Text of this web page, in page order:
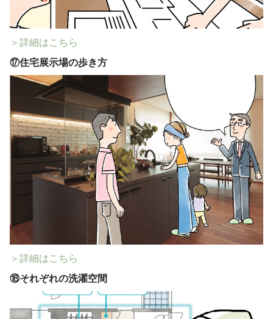
＞詳細はこちら
⑰住宅展示場の歩き方
＞詳細はこちら
⑱それぞれの洗濯空間